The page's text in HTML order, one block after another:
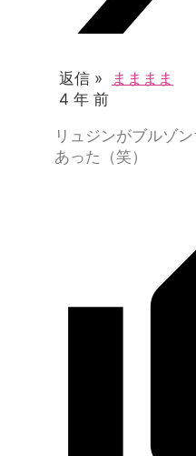
返信 »
まままま
4 年 前
リュジンがブルゾ
あった（笑）